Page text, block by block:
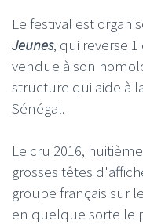
Le festival est
Jeunes, qui reverse
vendue à son
structure qui aide à
Sénégal.
Le cru 2016,
grosses têtes
groupe français sur
en quelque sorte le